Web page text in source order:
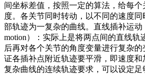
间坐标差值，按照一定的算法，给每
度。各关节同时转动，以不同的速度
部轨迹为一复杂的曲线。直线插补运动
motion）：实际上是将两点间的直线轨
后再对各个关节的角度变量进行复杂
证各插补点附近轨迹要平滑，即速度
复杂曲线的连续轨迹要求，可以设定足